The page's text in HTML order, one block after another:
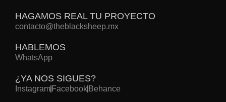
HAGAMOS REAL TU PROYECTO
contacto@theblacksheep.mx
HABLEMOS
WhatsApp
¿YA NOS SIGUES?
Instagram Facebook Behance